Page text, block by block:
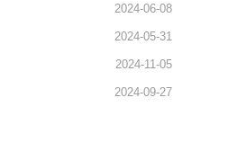
2024-06-08
2024-05-31
2024-11-05
2024-09-27